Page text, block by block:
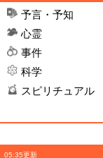
予言・予知
心霊
事件
科学
スピリチュアル
05:35更新